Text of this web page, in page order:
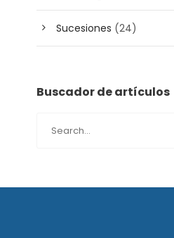
Sucesiones (24)
Buscador de artículos